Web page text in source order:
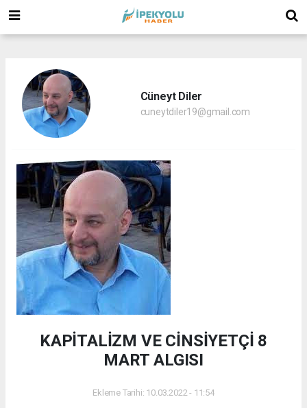
Cüneyt Diler
cuneytdiler19@gmail.com
KAPİTALİZM VE CİNSİYETÇİ 8
MART ALGISI
Ekleme Tarihi: 10.03.2022 - 11:54